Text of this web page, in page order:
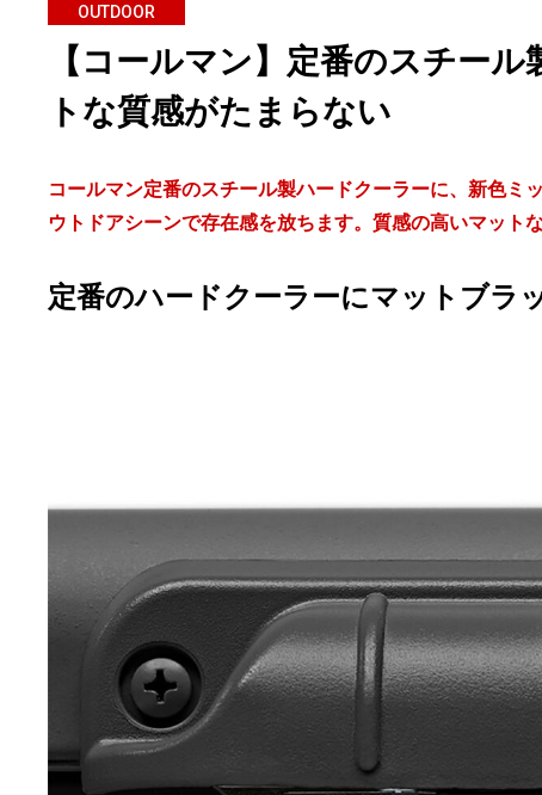
OUTDOOR
【コールマン】定番のスチー
トな質感がたまらない
コールマン定番のスチール製ハードクーラーに、新色ミ
ウトドアシーンで存在感を放ちます。質感の高いマット
定番のハードクーラーにマットブラ